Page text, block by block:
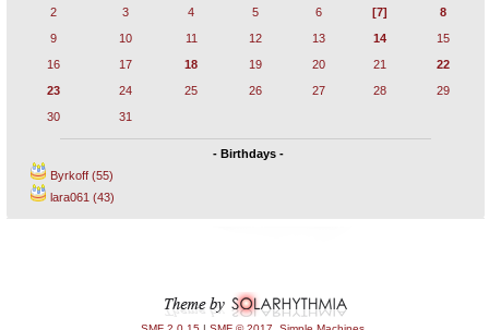
2
3 4 5 6 [7]
8
9
10 11 12 13 14
15
16
17 18 19 20 21
22
23
24 25 26 27 28
29
30
31
- Birthdays -
Byrkoff (55)
lara061 (43)